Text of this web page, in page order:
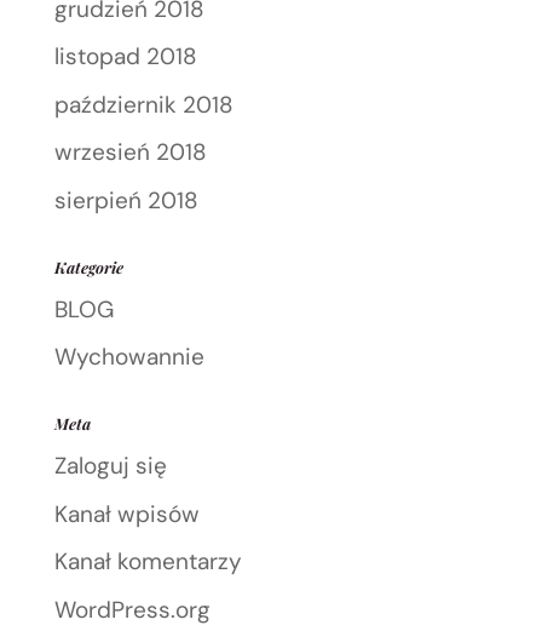
grudzień 2018
listopad 2018
październik 2018
wrzesień 2018
sierpień 2018
Kategorie
BLOG
Wychowannie
Meta
Zaloguj się
Kanał wpisów
Kanał komentarzy
WordPress.org